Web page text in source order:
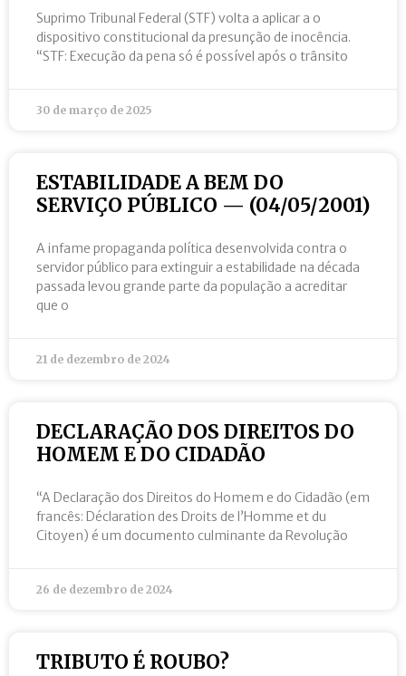
Suprimo Tribunal Federal (STF) volta a aplicar a o
dispositivo constitucional da presunção de inocência.
“STF: Execução da pena só é possível após o trânsito
30 de março de 2025
ESTABILIDADE A BEM DO
SERVIÇO PÚBLICO — (04/05/2001)
A infame propaganda política desenvolvida contra o
servidor público para extinguir a estabilidade na década
passada levou grande parte da população a acreditar
que o
21 de dezembro de 2024
DECLARAÇÃO DOS DIREITOS DO
HOMEM E DO CIDADÃO
“A Declaração dos Direitos do Homem e do Cidadão (em
francês: Déclaration des Droits de l’Homme et du
Citoyen) é um documento culminante da Revolução
26 de dezembro de 2024
TRIBUTO É ROUBO?